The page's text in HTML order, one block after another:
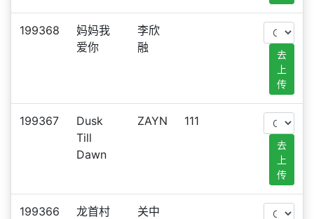
199368
妈妈我
爱你
李欣
融
去
上
传
199367
Dusk
Till
Dawn
ZAYN 111
去
上
传
199366
龙首村
关中